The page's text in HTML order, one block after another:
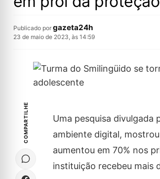
Publicado por gazeta24h
23 de maio de 2023, às 14:59
COMPARTILHE
Uma pesquisa divulgada
ambiente digital,
aumentou em 70% nos
instituição recebeu mais